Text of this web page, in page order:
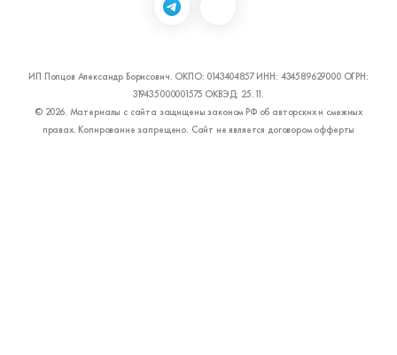
ИП Попцов Александр Борисович. ОКПО: 0143404857 ИНН: 434589629000 ОГРН:
319435000001575 ОКВЭД: 25.11.
© 2026. Материалы с сайта защищены законом РФ об авторских и смежных
правах. Копирование запрещено. Сайт не является договором офферты